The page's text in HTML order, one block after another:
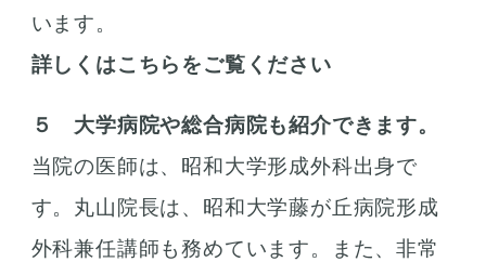
います。
詳しくはこちらをご覧ください
５ 大学病院や総合病院も紹介できます。
当院の医師は、昭和大学形成外科出身で
す。丸山院長は、昭和大学藤が丘病院形成
外科兼任講師も務めています。また、非常